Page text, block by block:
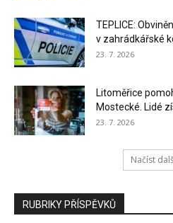
TEPLICE:
v zahrádkářské
23. 7. 2026
Litoměřice
Mostecké. Lidé
23. 7. 2026
Načíst
RUBRIKY PŘÍSPĚVKŮ